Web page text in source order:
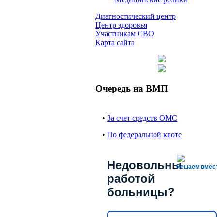
Диагностический центр
Центр здоровья
Участникам СВО
Карта сайта
Очередь на ВМП
• За счет средств ОМС
• По федеральной квоте
Решаем
Недовольны
работой
больницы?